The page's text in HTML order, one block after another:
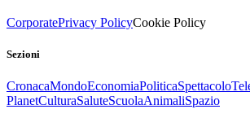
CorporatePrivacy PolicyCookie Policy
Sezioni
CronacaMondoEconomiaPoliticaSpettacolo
PlanetCulturaSaluteScuolaAnimaliSpazio